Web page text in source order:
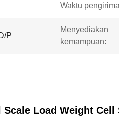
Waktu
P
Menyediakan
kemampuan:
Load Weight